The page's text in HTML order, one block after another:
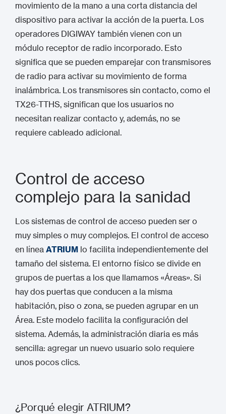
movimiento de la mano a una corta distancia del
dispositivo para activar la acción de la puerta. Los
operadores DIGIWAY también vienen con un
módulo receptor de radio incorporado. Esto
significa que se pueden emparejar con transmisores
de radio para activar su movimiento de forma
inalámbrica. Los transmisores sin contacto, como el
TX26-TTHS, significan que los usuarios no
necesitan realizar contacto y, además, no se
requiere cableado adicional.
Control de acceso
complejo para la sanidad
Los sistemas de control de acceso pueden ser o
muy simples o muy complejos. El control de acceso
en línea ATRIUM lo facilita independientemente del
tamaño del sistema. El entorno físico se divide en
grupos de puertas a los que llamamos «Áreas». Si
hay dos puertas que conducen a la misma
habitación, piso o zona, se pueden agrupar en un
Área. Este modelo facilita la configuración del
sistema. Además, la administración diaria es más
sencilla: agregar un nuevo usuario solo requiere
unos pocos clics.
¿Porqué elegir ATRIUM?